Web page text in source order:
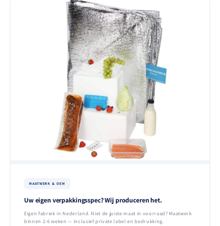
MAATWERK & OEM
Uw eigen verpakkingsspec? Wij produceren het.
Eigen fabriek in Nederland. Niet de juiste maat in voorraad? Maatwerk
binnen 2-6 weken — inclusief private label en bedrukking.